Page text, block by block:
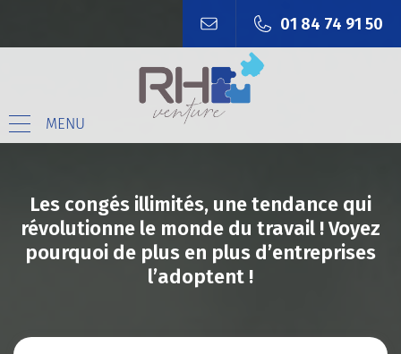
01 84 74 91 50
MENU
Les congés illimités, une tendance qui
révolutionne le monde du travail ! Voyez
pourquoi de plus en plus d’entreprises
l’adoptent !